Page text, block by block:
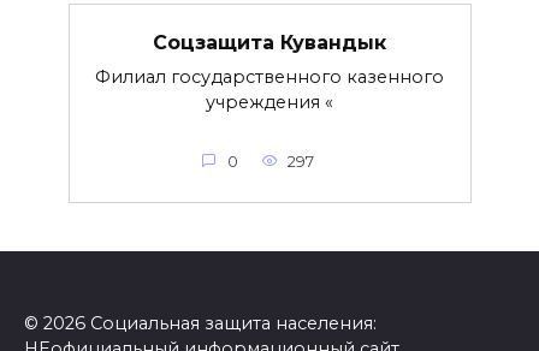
Соцзащита Кувандык
Филиал государственного казенного
учреждения «
0 297
© 2026 Социальная защита населения: